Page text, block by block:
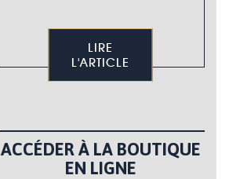
LIRE
L'ARTICLE
ACCÉDER À LA BOUTIQUE
EN LIGNE